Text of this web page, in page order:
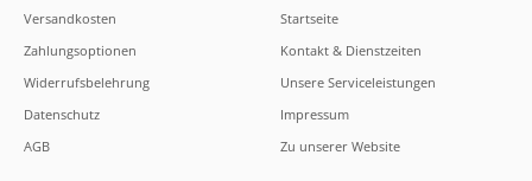
Versandkosten
Zahlungsoptionen
Widerrufsbelehrung
Datenschutz
AGB
Startseite
Kontakt & Dienstzeiten
Unsere Serviceleistungen
Impressum
Zu unserer Website